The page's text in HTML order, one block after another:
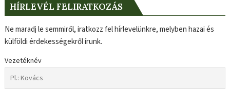
HÍRLEVÉL FELIRATKOZÁS
Ne maradj le semmiről, iratkozz fel hírlevelünkre, melyben hazai és
külföldi érdekességekről írunk.
Vezetéknév